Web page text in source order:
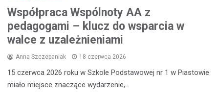
Współpraca Wspólnoty AA z
pedagogami – klucz do wsparcia w
walce z uzależnieniami
Anna Szczepaniak 18 czerwca 2026
15 czerwca 2026 roku w Szkole Podstawowej nr 1 w Piastowie
miało miejsce znaczące wydarzenie,…